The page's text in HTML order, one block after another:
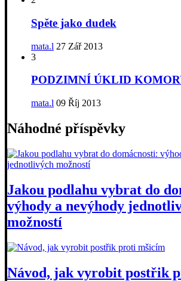
Spěte jako dudek
mata.l 27 Zář 2013
3
PODZIMNÍ ÚKLID
mata.l 09 Říj 2013
Náhodné příspěvky
Jakou podlahu vybrat do
výhody a nevýhody
možností
Návod, jak vyrobit postřik